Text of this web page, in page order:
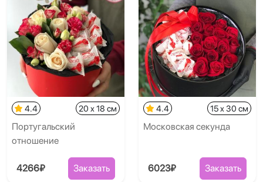
4.4 20 x 18 см
Португальский
отношение
4266₽ Заказать
4.4 15 x 30 см
Московская секунда
6023₽ Заказать